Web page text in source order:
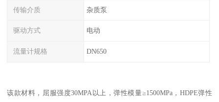
传输介质 杂质泵
驱动方式 电动
流量计规格 DN650
该款材料，屈服强度30MPA以上，弹性模量≥1500MPa，HDPE弹性